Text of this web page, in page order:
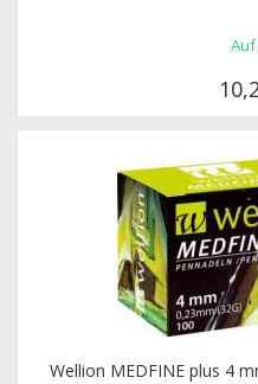
Wellion MEDFINE plus 4